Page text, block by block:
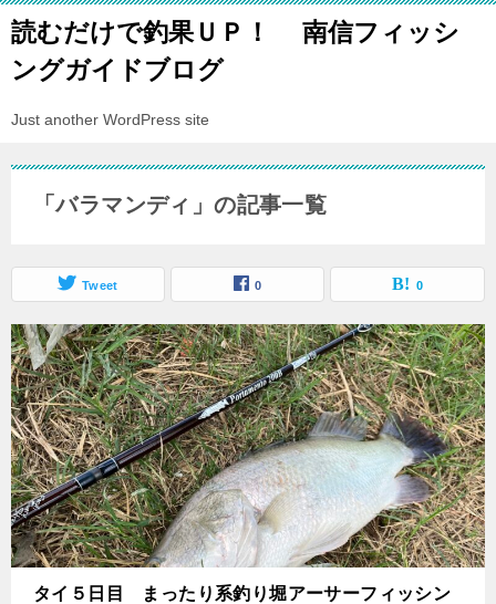
読むだけで釣果ＵＰ！ 南信フィッシ
ングガイドブログ
Just another WordPress site
「バラマンディ」の記事一覧
Tweet 0 0
タイ５日目 まったり系釣り堀アーサーフィッシン